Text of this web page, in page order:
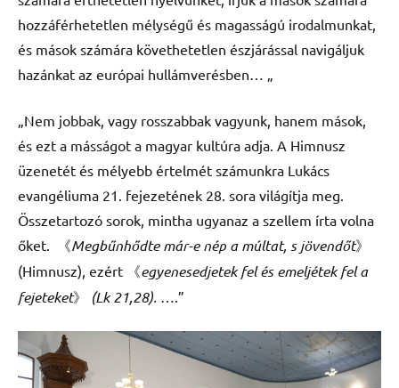
hozzáférhetetlen mélységű és magasságú irodalmunkat,
és mások számára követhetetlen észjárással navigáljuk
hazánkat az európai hullámverésben… „
„Nem jobbak, vagy rosszabbak vagyunk, hanem mások,
és ezt a másságot a magyar kultúra adja. A Himnusz
üzenetét és mélyebb értelmét számunkra Lukács
evangéliuma 21. fejezetének 28. sora világítja meg.
Összetartozó sorok, mintha ugyanaz a szellem írta volna
őket. 《Megbűnhődte már-e nép a múltat, s jövendőt》
(Himnusz), ezért 《egyenesedjetek fel és emeljétek fel a
fejeteket》 (Lk 21,28). ….”